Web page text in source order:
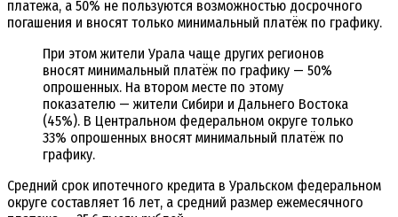
платежа, а 50% не пользуются возможностью досрочного
погашения и вносят только минимальный платёж по графику.
При этом жители Урала чаще других регионов
вносят минимальный платёж по графику — 50%
опрошенных. На втором месте по этому
показателю — жители Сибири и Дальнего Востока
(45%). В Центральном федеральном округе только
33% опрошенных вносят минимальный платёж по
графику.
Средний срок ипотечного кредита в Уральском федеральном
округе составляет 16 лет, а средний размер ежемесячного